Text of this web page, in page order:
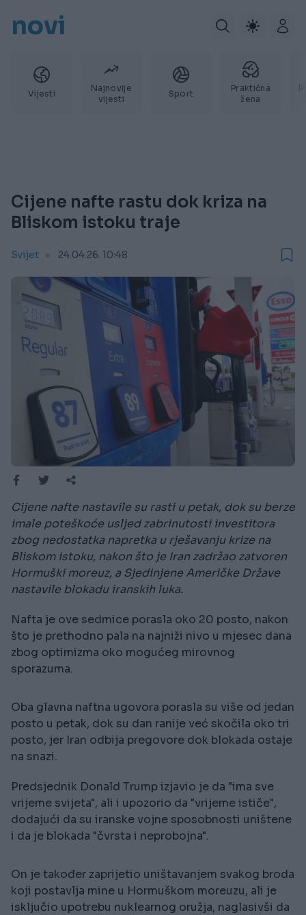
novi
Vijesti
Najnovije
vijesti
Sport
Praktična
žena
Cijene nafte rastu dok kriza na
Bliskom istoku traje
Svijet 24.04.26. 10:48
Cijene nafte nastavile su rasti u petak, dok su berze
imale poteškoće usljed zabrinutosti investitora
zbog nedostatka napretka u rješavanju krize na
Bliskom istoku, nakon što je Iran zadržao zatvoren
Hormuški moreuz, a Sjedinjene Američke Države
nastavile blokadu iranskih luka.
Nafta je ove sedmice porasla oko 20 posto, nakon
što je prethodno pala na najniži nivo u mjesec dana
zbog optimizma oko mogućeg mirovnog
sporazuma.
Oba glavna naftna ugovora porasla su više od jedan
posto u petak, dok su dan ranije već skočila oko tri
posto, jer Iran odbija pregovore dok blokada ostaje
na snazi.
Predsjednik Donald Trump izjavio je da "ima sve
vrijeme svijeta", ali i upozorio da "vrijeme ističe",
dodajući da su iranske vojne sposobnosti uništene
i da je blokada "čvrsta i neprobojna".
On je također zaprijetio uništavanjem svakog broda
koji postavlja mine u Hormuškom moreuzu, ali je
isključio upotrebu nuklearnog oružja, naglasivši da